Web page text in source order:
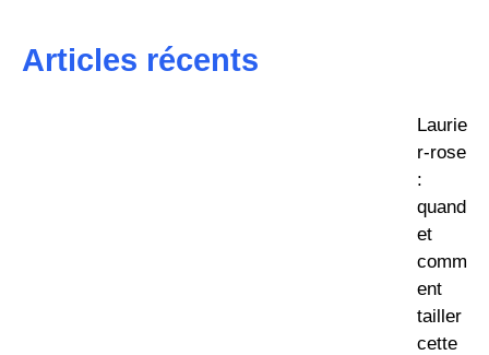
Articles récents
Laurie
r-rose
:
quand
et
comm
ent
tailler
cette